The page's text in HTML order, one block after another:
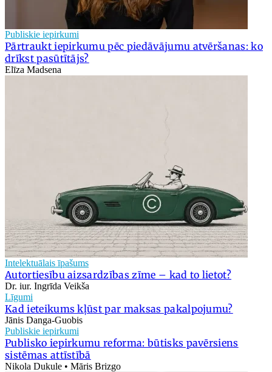
Publiskie iepirkumi
Pārtraukt iepirkumu pēc piedāvājumu atvēršanas: ko
drīkst pasūtītājs?
Elīza Madsena
Intelektuālais īpašums
Autortiesību aizsardzības zīme – kad to lietot?
Dr. iur. Ingrīda Veikša
Līgumi
Kad ieteikums kļūst par maksas pakalpojumu?
Jānis Danga-Guobis
Publiskie iepirkumi
Publisko iepirkumu reforma: būtisks pavērsiens
sistēmas attīstībā
Nikola Dukule • Māris Brizgo